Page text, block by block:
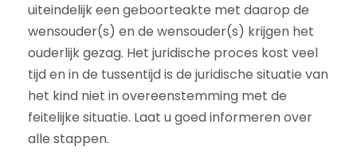
uiteindelijk een geboorteakte met daarop de
wensouder(s) en de wensouder(s) krijgen het
ouderlijk gezag. Het juridische proces kost veel
tijd en in de tussentijd is de juridische situatie van
het kind niet in overeenstemming met de
feitelijke situatie. Laat u goed informeren over
alle stappen.